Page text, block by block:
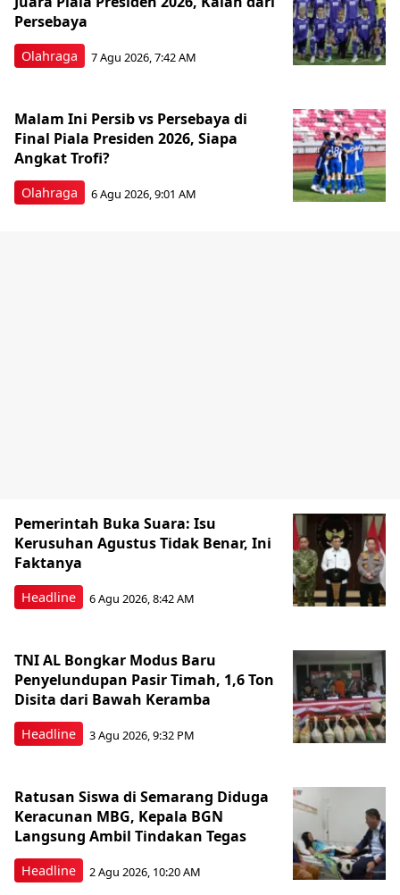
Olahraga
Persebaya
7 Agu 2026, 7:42 AM
Olahraga
Malam Ini Persib vs Persebaya di
Final Piala Presiden 2026, Siapa
Angkat Trofi?
6 Agu 2026, 9:01 AM
Headline
Pemerintah Buka Suara: Isu
Kerusuhan Agustus Tidak Benar, Ini
Faktanya
6 Agu 2026, 8:42 AM
Headline
TNI AL Bongkar Modus Baru
Penyelundupan Pasir Timah, 1,6 Ton
Disita dari Bawah Keramba
3 Agu 2026, 9:32 PM
Headline
Ratusan Siswa di Semarang Diduga
Keracunan MBG, Kepala BGN
Langsung Ambil Tindakan Tegas
2 Agu 2026, 10:20 AM